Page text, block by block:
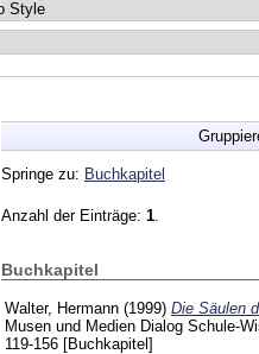
Springe zu: Buchkapitel
Anzahl der Einträge: 1
Buchkapitel
Walter, Hermann (1999) Die Säulen
Musen und Medien Dialog Schule-
119-156 [Buchkapitel]